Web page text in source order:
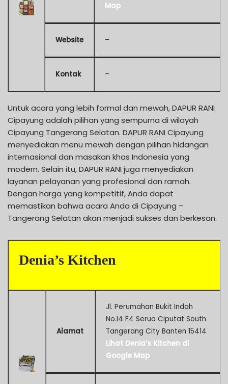
Map
Website –
Kontak –
Untuk acara yang lebih formal dan mewah, DAPUR RANI
Cipayung adalah pilihan yang sempurna di wilayah
Cipayung Tangerang Selatan. DAPUR RANI Cipayung
menyediakan menu mewah dengan pilihan hidangan
internasional dan masakan khas Indonesia yang
modern. Selain itu, DAPUR RANI juga menyediakan
layanan pelayanan yang profesional dan ramah.
Dengan harga yang kompetitif, Anda dapat
memastikan bahwa acara Anda di Cipayung –
Tangerang Selatan akan menjadi sukses dan berkesan.
Denia’s Kitchen
Alamat
Jl. Perumahan Bukit Indah
No.I4 F4 Serua Ciputat South
Tangerang City Banten 15414
Lihat Denia’s Kitchen di
Google Map